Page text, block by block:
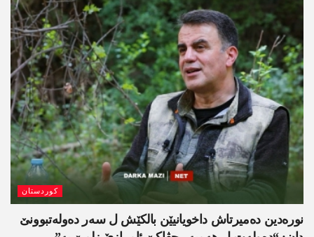
کوردستان
نورەدین دەمیرتاش داخویانیێن بالکێش ل سەر دەولەتبوونێ